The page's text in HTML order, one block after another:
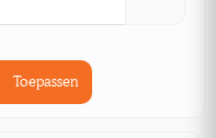
Toepassen